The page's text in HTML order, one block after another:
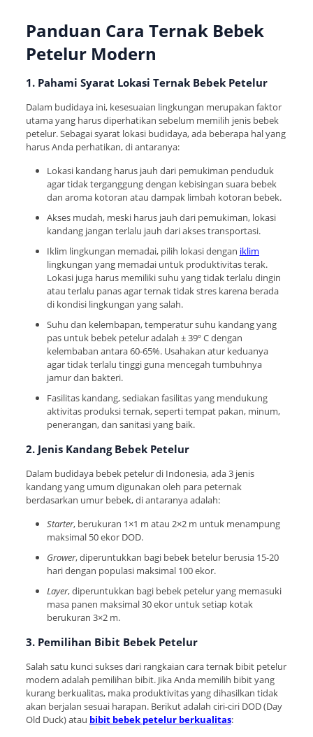
Panduan Cara Ternak Bebek
Petelur Modern
1. Pahami Syarat Lokasi Ternak Bebek Petelur
Dalam budidaya ini, kesesuaian lingkungan merupakan faktor
utama yang harus diperhatikan sebelum memilih jenis bebek
petelur. Sebagai syarat lokasi budidaya, ada beberapa hal yang
harus Anda perhatikan, di antaranya:
Lokasi kandang harus jauh dari pemukiman penduduk
agar tidak terganggung dengan kebisingan suara bebek
dan aroma kotoran atau dampak limbah kotoran bebek.
Akses mudah, meski harus jauh dari pemukiman, lokasi
kandang jangan terlalu jauh dari akses transportasi.
Iklim lingkungan memadai, pilih lokasi dengan iklim
lingkungan yang memadai untuk produktivitas terak.
Lokasi juga harus memiliki suhu yang tidak terlalu dingin
atau terlalu panas agar ternak tidak stres karena berada
di kondisi lingkungan yang salah.
Suhu dan kelembapan, temperatur suhu kandang yang
pas untuk bebek petelur adalah ± 39º C dengan
kelembaban antara 60-65%. Usahakan atur keduanya
agar tidak terlalu tinggi guna mencegah tumbuhnya
jamur dan bakteri.
Fasilitas kandang, sediakan fasilitas yang mendukung
aktivitas produksi ternak, seperti tempat pakan, minum,
penerangan, dan sanitasi yang baik.
2. Jenis Kandang Bebek Petelur
Dalam budidaya bebek petelur di Indonesia, ada 3 jenis
kandang yang umum digunakan oleh para peternak
berdasarkan umur bebek, di antaranya adalah:
Starter, berukuran 1×1 m atau 2×2 m untuk menampung
maksimal 50 ekor DOD.
Grower, diperuntukkan bagi bebek betelur berusia 15-20
hari dengan populasi maksimal 100 ekor.
Layer, diperuntukkan bagi bebek petelur yang memasuki
masa panen maksimal 30 ekor untuk setiap kotak
berukuran 3×2 m.
3. Pemilihan Bibit Bebek Petelur
Salah satu kunci sukses dari rangkaian cara ternak bibit petelur
modern adalah pemilihan bibit. Jika Anda memilih bibit yang
kurang berkualitas, maka produktivitas yang dihasilkan tidak
akan berjalan sesuai harapan. Berikut adalah ciri-ciri DOD (Day
Old Duck) atau bibit bebek petelur berkualitas: